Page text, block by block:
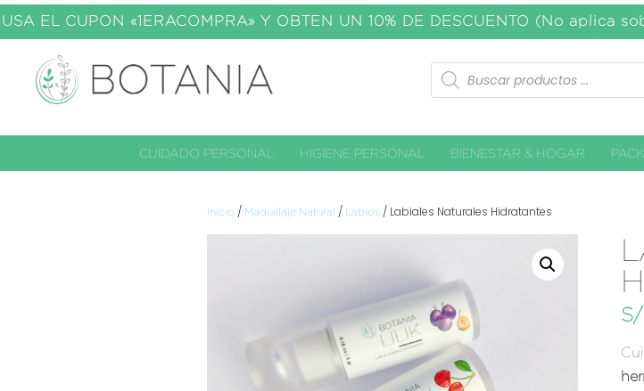
USA EL CUPON «1ERACOMPRA» Y OBTEN UN 10% DE DESCUENTO (No aplica
Búsqueda
de
productos
CUIDADO PERSONAL HIGIENE PERSONAL BIENESTAR & HOGAR
Inicio / Maquillaje Natural / Labios / Labiales Naturales Hidratantes
S/